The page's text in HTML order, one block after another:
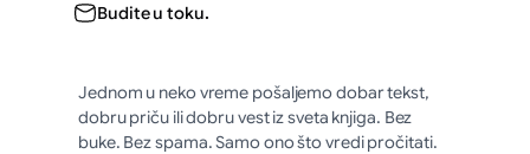
Budite u toku.
Jednom u neko vreme pošaljemo dobar tekst,
dobru priču ili dobru vest iz sveta knjiga. Bez
buke. Bez spama. Samo ono što vredi pročitati.